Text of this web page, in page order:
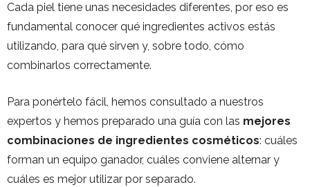
Cada piel tiene unas necesidades diferentes, por eso es
fundamental conocer qué ingredientes activos estás
utilizando, para qué sirven y, sobre todo, cómo
combinarlos correctamente.
Para ponértelo fácil, hemos consultado a nuestros
expertos y hemos preparado una guía con las mejores
combinaciones de ingredientes cosméticos: cuáles
forman un equipo ganador, cuáles conviene alternar y
cuáles es mejor utilizar por separado.